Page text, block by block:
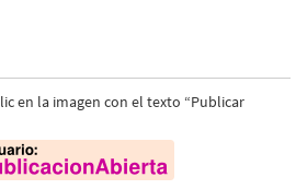
en la imagen con el texto “Publicar